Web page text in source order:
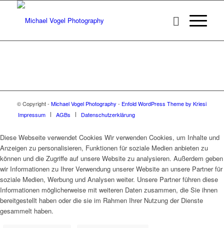
© Copyright - Michael Vogel Photography - Enfold WordPress Theme by Kriesi
Impressum
AGBs Datenschutzerklärung
Diese Webseite verwendet Cookies Wir verwenden Cookies, um Inhalte und
Anzeigen zu personalisieren, Funktionen für soziale Medien anbieten zu
können und die Zugriffe auf unsere Website zu analysieren. Außerdem geben
wir Informationen zu Ihrer Verwendung unserer Website an unsere Partner für
soziale Medien, Werbung und Analysen weiter. Unsere Partner führen diese
Informationen möglicherweise mit weiteren Daten zusammen, die Sie ihnen
bereitgestellt haben oder die sie im Rahmen Ihrer Nutzung der Dienste
gesammelt haben.